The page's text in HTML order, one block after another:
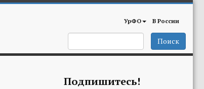
УрФО В России
Поиск
Подпишитесь!